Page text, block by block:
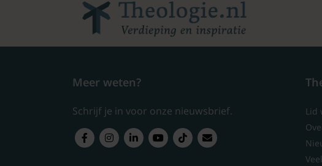
Meer weten?
Schrijf je in voor onze nieuwsbrief.
Lid